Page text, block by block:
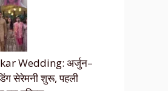
Wedding: अर्जुन–
सेरेमनी शुरू, पहली